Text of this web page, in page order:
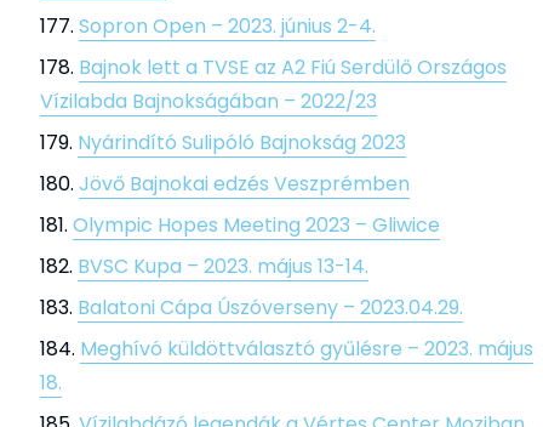
Sopron Open – 2023. június 2-4.
Bajnok lett a TVSE az A2 Fiú Serdülő Országos
Vízilabda Bajnokságában – 2022/23
Nyárindító Sulipóló Bajnokság 2023
Jövő Bajnokai edzés Veszprémben
Olympic Hopes Meeting 2023 – Gliwice
BVSC Kupa – 2023. május 13-14.
Balatoni Cápa Úszóverseny – 2023.04.29.
Meghívó küldöttválasztó gyűlésre – 2023. május
18.